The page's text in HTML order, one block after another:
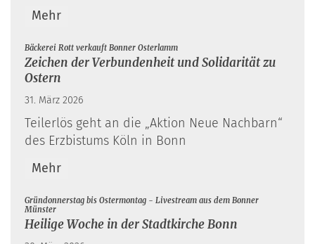
Mehr
Bäckerei Rott verkauft Bonner Osterlamm:
Zeichen der Verbundenheit und Solidarität zu
Ostern
31. März 2026
Teilerlös geht an die „Aktion Neue Nachbarn“
des Erzbistums Köln in Bonn
Mehr
Gründonnerstag bis Ostermontag - Livestream aus dem Bonner
Münster:
Heilige Woche in der Stadtkirche Bonn